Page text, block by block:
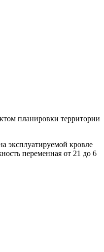
планировки территории
эксплуатируемой кровле
переменная от 21 до 6